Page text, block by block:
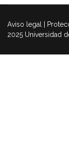
Aviso legal |
2025 Universidad